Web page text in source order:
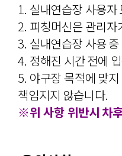
1. 실내연습장 사용
2. 피칭머신은 관리자
3. 실내연습장 사용
4. 정해진 시간 전에
5. 야구장 목적에 맞
책임지지 않습니다.
※위 사항 위반시 차